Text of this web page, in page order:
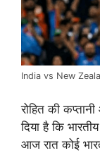
India vs New
रोहित की
दिया है कि
आज रात कोई